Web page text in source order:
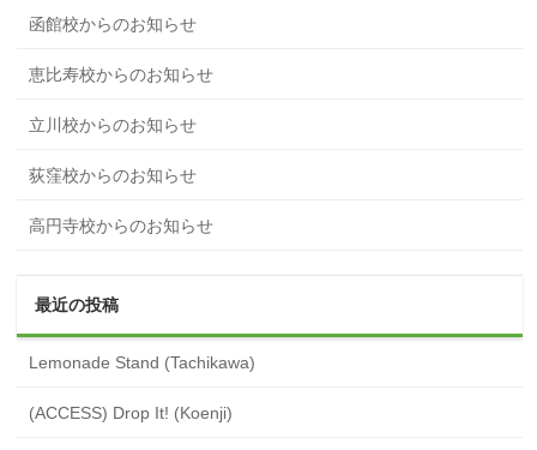
函館校からのお知らせ
恵比寿校からのお知らせ
立川校からのお知らせ
荻窪校からのお知らせ
高円寺校からのお知らせ
最近の投稿
Lemonade Stand (Tachikawa)
(ACCESS) Drop It! (Koenji)